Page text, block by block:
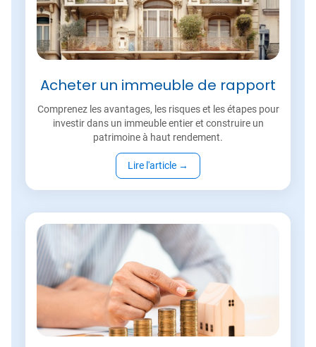
Acheter un immeuble de rapport
Comprenez les avantages, les risques et les étapes pour
investir dans un immeuble entier et construire un
patrimoine à haut rendement.
Lire l'article →